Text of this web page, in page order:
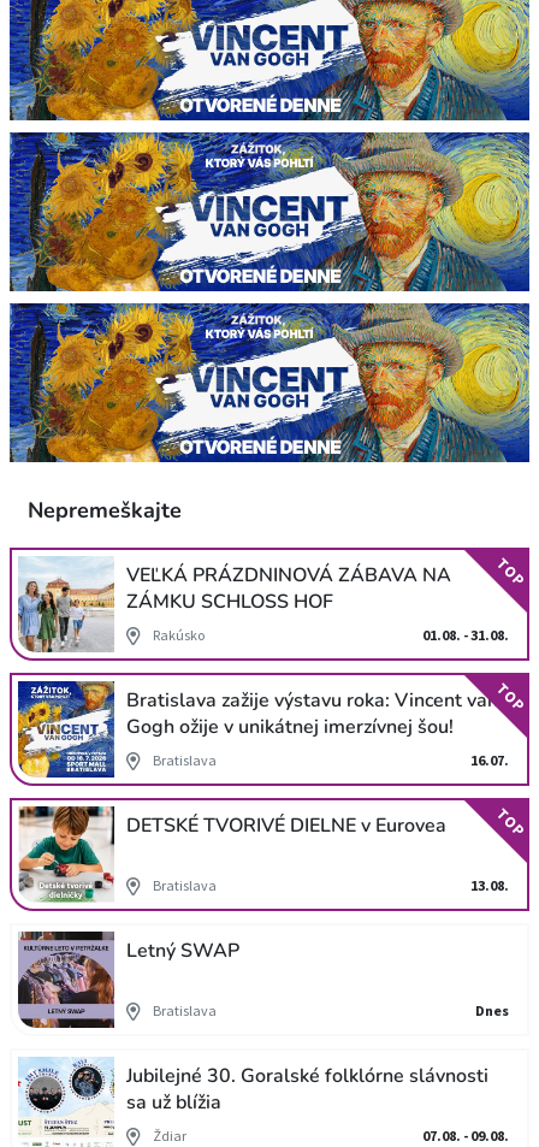
Nepremeškajte
VEĽKÁ PRÁZDNINOVÁ ZÁBAVA NA
ZÁMKU SCHLOSS HOF
Rakúsko 01.08. - 31.08.
TOP
Bratislava zažije výstavu roka: Vincent van
Gogh ožije v unikátnej imerzívnej šou!
Bratislava 16.07.
TOP
DETSKÉ TVORIVÉ DIELNE v Eurovea
Bratislava 13.08.
TOP
Letný SWAP
Bratislava Dnes
Jubilejné 30. Goralské folklórne slávnosti
sa už blížia
Ždiar 07.08. - 09.08.